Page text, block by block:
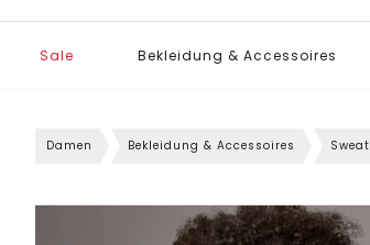
Sale Bekleidung & Accessoires
Damen Bekleidung & Accessoires Sweat